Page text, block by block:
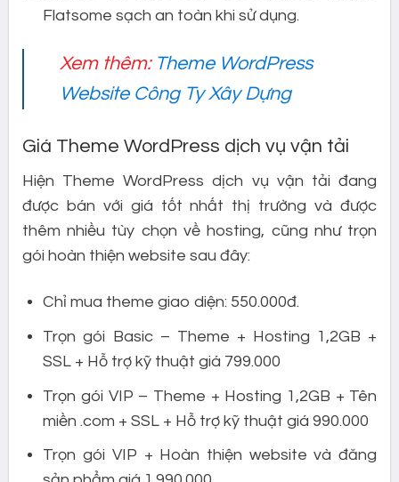
Flatsome sạch an toàn khi sử dụng.
Xem thêm: Theme WordPress
Website Công Ty Xây Dựng
Giá Theme WordPress dịch vụ vận tải
Hiện Theme WordPress dịch vụ vận tải đang
được bán với giá tốt nhất thị trường và được
thêm nhiều tùy chọn về hosting, cũng như trọn
gói hoàn thiện website sau đây:
Chỉ mua theme giao diện: 550.000đ.
Trọn gói Basic – Theme + Hosting 1,2GB +
SSL + Hỗ trợ kỹ thuật giá 799.000
Trọn gói VIP – Theme + Hosting 1,2GB + Tên
miền .com + SSL + Hỗ trợ kỹ thuật giá 990.000
Trọn gói VIP + Hoàn thiện website và đăng